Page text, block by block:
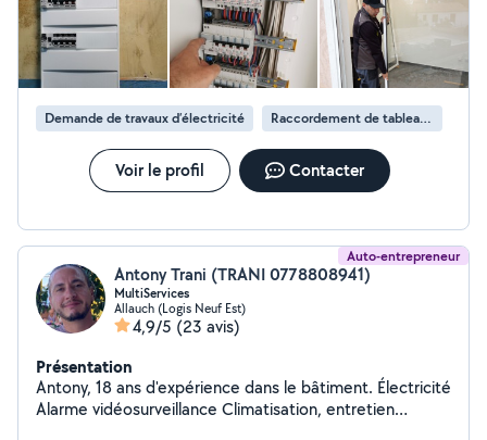
Demande de travaux d’électricité Raccordement de tableau électrique
Voir le profil Contacter
Auto-entrepreneur
Antony Trani (TRANI 0778808941)
MultiServices
Allauch (Logis Neuf Est)
4,9/5 (23 avis)
Présentation
Antony, 18 ans d'expérience dans le bâtiment. Électricité
Alarme vidéosurveillance Climatisation, entretien